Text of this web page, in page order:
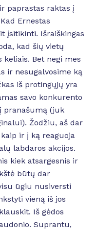
paprastas raktas į
Ernestas
įsitikinti. Išraiškingas
kad šių vietų
Bet negi mes
ir nesugalvosime ką
iš protingųjų yra
savo konkurento
pranašumą (juk
Žodžiu, aš dar
ir į ką reaguoja
labdaros akcijos.
kiek atsargesnis ir
būtų dar
ūgiu nusiversti
vieną iš jos
Iš gėdos
Suprantu,